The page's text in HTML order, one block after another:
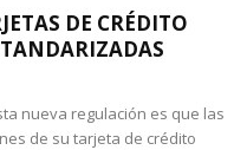
DE CRÉDITO
nueva regulación es que las
de su tarjeta de crédito